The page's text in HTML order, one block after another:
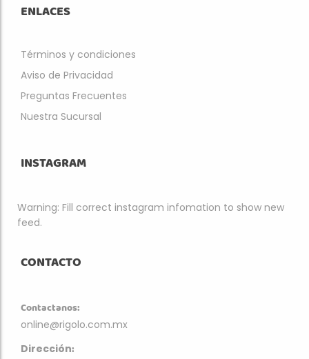
ENLACES
Términos y condiciones
Aviso de Privacidad
Preguntas Frecuentes
Nuestra Sucursal
INSTAGRAM
Warning: Fill correct instagram infomation to show new
feed.
CONTACTO
Contactanos:
online@rigolo.com.mx
Dirección: